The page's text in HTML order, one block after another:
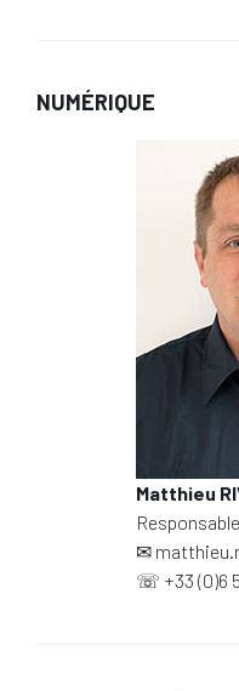
NUMÉRIQUE
Matthieu
✉
☏ +33 (0)6